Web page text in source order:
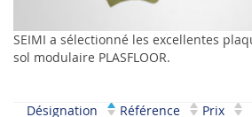
SEIMI a sélectionné les excellentes
sol modulaire PLASFLOOR.
Désignation Référence
Prix